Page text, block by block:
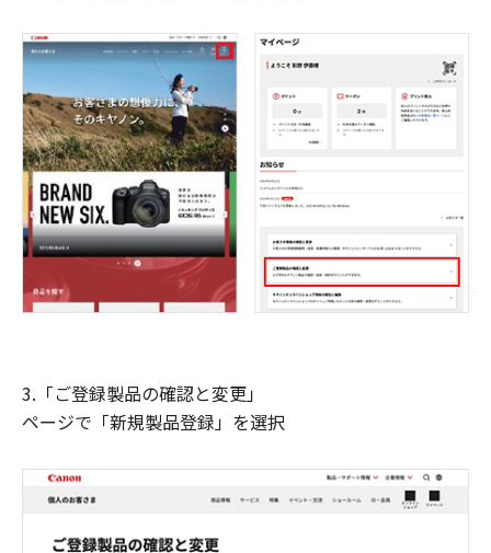
3.「ご登録製品の確認と変更」
ページで「新規製品登録」を選択